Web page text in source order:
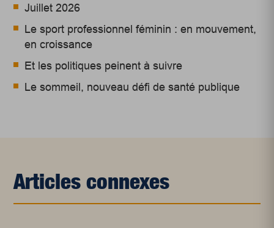
Juillet 2026
Le sport professionnel féminin : en mouvement,
en croissance
Et les politiques peinent à suivre
Le sommeil, nouveau défi de santé publique
Articles connexes